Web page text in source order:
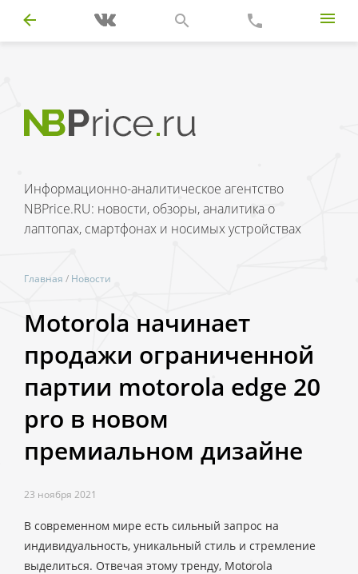
Информационно-аналитическое агентство
NBPrice.RU: новости, обзоры, аналитика о
лаптопах, смартфонах и носимых устройствах
Главная / Новости
Motorola начинает
продажи ограниченной
партии motorola edge 20
pro в новом
премиальном дизайне
23 ноября 2021
В современном мире есть сильный запрос на
индивидуальность, уникальный стиль и стремление
выделиться. Отвечая этому тренду, Motorola